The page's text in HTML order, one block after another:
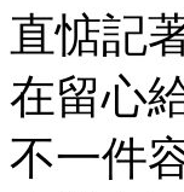
直惦記
在留心
不一件